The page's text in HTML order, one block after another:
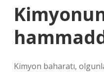
Kimyon baharatı,